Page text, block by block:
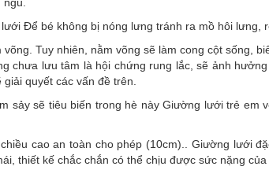
Để bé không bị nóng lưng tránh ra mồ hôi lưng,
Tuy nhiên, nằm võng sẽ làm cong cột sống,
chưa lưu tâm là hội chứng rung lắc, sẽ ảnh
quyết các vấn đề trên.
sảy sẽ tiêu biến trong hè này Giường lưới trẻ
cao an toàn cho phép (10cm).. Giường lưới
thiết kế chắc chắn có thể chịu được sức nặng